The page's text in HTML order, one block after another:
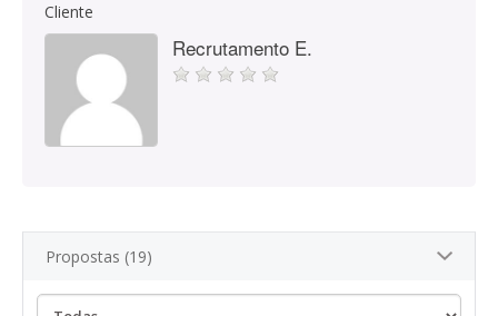
Cliente
Recrutamento E.
Propostas (19)